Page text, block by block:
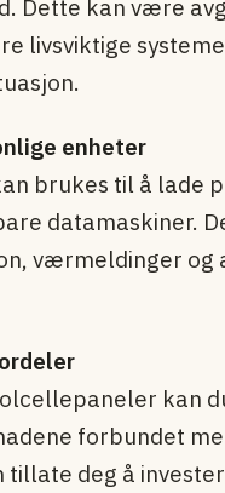
Dette kan være
livsviktige
enheter
brukes til å lade
datamaskiner.
værmeldinger og
kan
forbundet
tillate deg å